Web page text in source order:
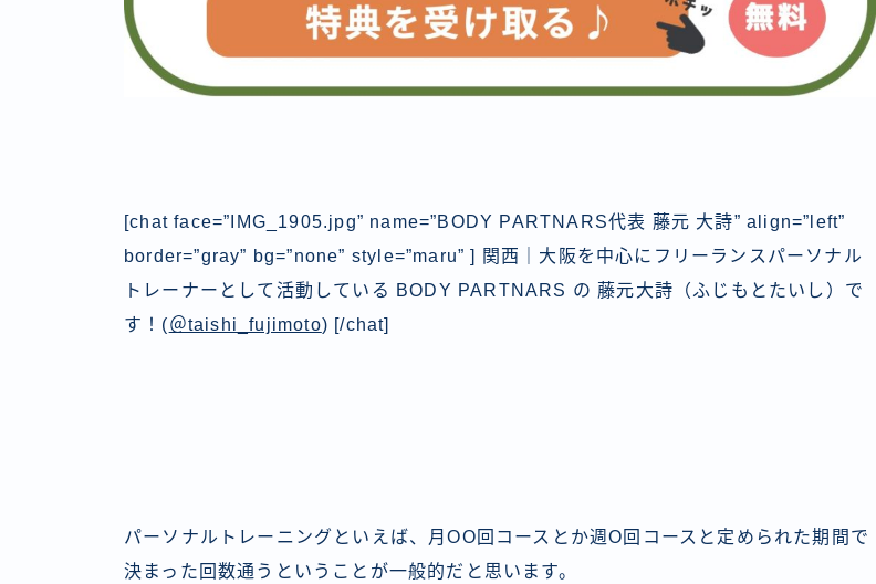
[chat face=”IMG_1905.jpg” name=”BODY PARTNARS代表 藤元 大詩” align=”left”
border=”gray” bg=”none” style=”maru” ] 関西｜大阪を中心にフリーランスパーソナル
トレーナーとして活動している BODY PARTNARS の 藤元大詩（ふじもとたいし）で
す！(＠taishi_fujimoto) [/chat]
パーソナルトレーニングといえば、
月OO回コースとか週O回コースと定められた期間で
決まった回数通う ということが一般的だと思います。